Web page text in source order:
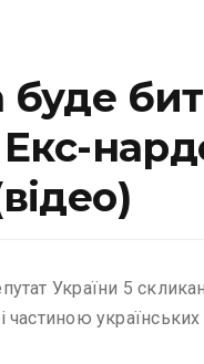
буде
Екс-
України 5
частиною